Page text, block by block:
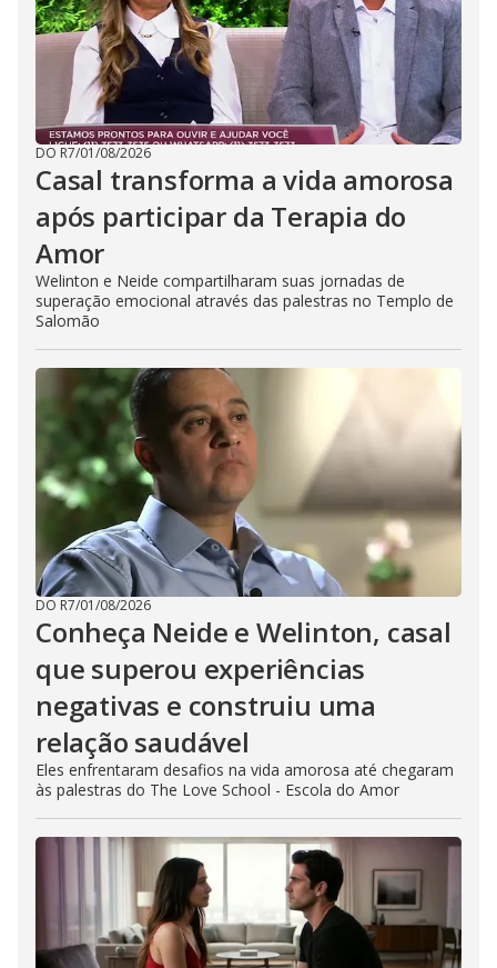
DO R7/01/08/2026
Casal transforma a vida amorosa
após participar da Terapia do
Amor
Welinton e Neide compartilharam suas jornadas de
superação emocional através das palestras no Templo de
Salomão
DO R7/01/08/2026
Conheça Neide e Welinton, casal
que superou experiências
negativas e construiu uma
relação saudável
Eles enfrentaram desafios na vida amorosa até chegaram
às palestras do The Love School - Escola do Amor